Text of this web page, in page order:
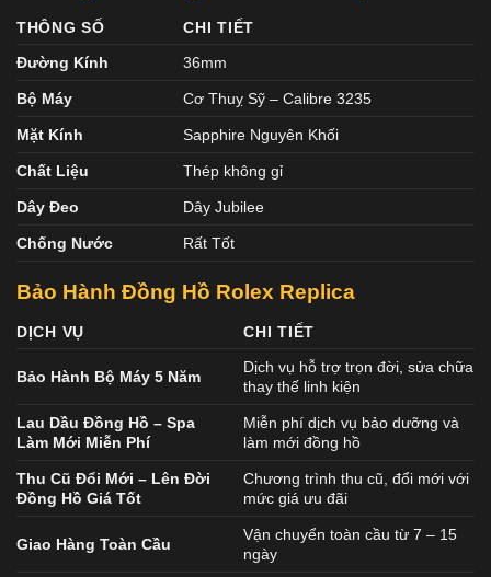
THÔNG SỐ
CHI TIẾT
Đường Kính
36mm
Bộ Máy Cơ Thuỵ Sỹ – Calibre 3235
Mặt Kính Sapphire Nguyên Khối
Chất Liệu Thép không gỉ
Dây Đeo Dây Jubilee
Chống Nước Rất Tốt
Bảo Hành Đồng Hồ Rolex Replica
DỊCH VỤ CHI TIẾT
Bảo Hành Bộ Máy 5 Năm
Dịch vụ hỗ trợ trọn đời, sửa chữa
thay thế linh kiện
Lau Dầu Đồng Hồ – Spa
Làm Mới Miễn Phí
Miễn phí dịch vụ bảo dưỡng và
làm mới đồng hồ
Thu Cũ Đổi Mới – Lên Đời
Đồng Hồ Giá Tốt
Chương trình thu cũ, đổi mới với
mức giá ưu đãi
Giao Hàng Toàn Cầu
Vận chuyển toàn cầu từ 7 – 15
ngày